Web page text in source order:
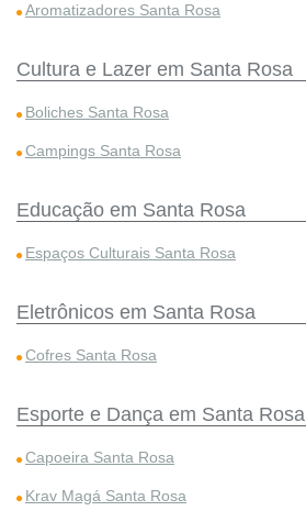
Aromatizadores Santa Rosa
Cultura e Lazer em Santa Rosa
Boliches Santa Rosa
Campings Santa Rosa
Educação em Santa Rosa
Espaços Culturais Santa Rosa
Eletrônicos em Santa Rosa
Cofres Santa Rosa
Esporte e Dança em Santa Rosa
Capoeira Santa Rosa
Krav Magá Santa Rosa